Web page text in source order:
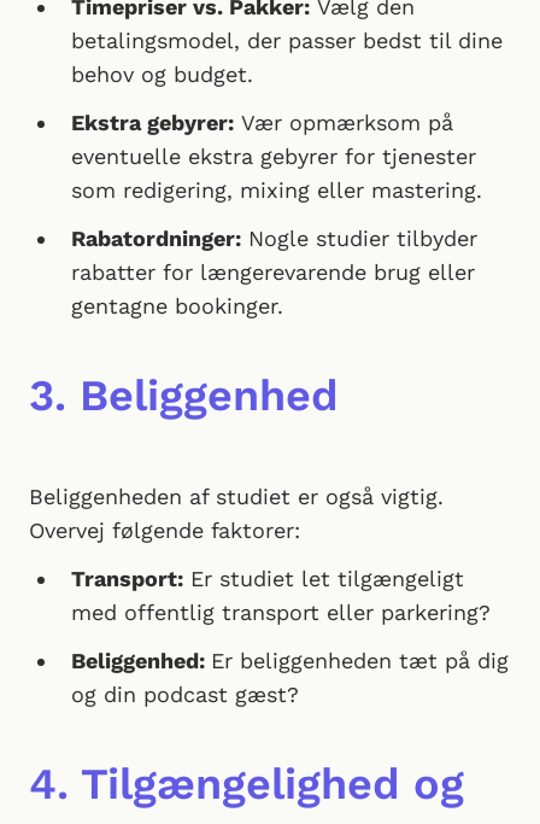
Timepriser vs. Pakker: Vælg den
betalingsmodel, der passer bedst til dine
behov og budget.
Ekstra gebyrer: Vær opmærksom på
eventuelle ekstra gebyrer for tjenester
som redigering, mixing eller mastering.
Rabatordninger: Nogle studier tilbyder
rabatter for længerevarende brug eller
gentagne bookinger.
3. Beliggenhed
Beliggenheden af studiet er også vigtig.
Overvej følgende faktorer:
Transport: Er studiet let tilgængeligt
med offentlig transport eller parkering?
Beliggenhed: Er beliggenheden tæt på dig
og din podcast gæst?
4. Tilgængelighed og